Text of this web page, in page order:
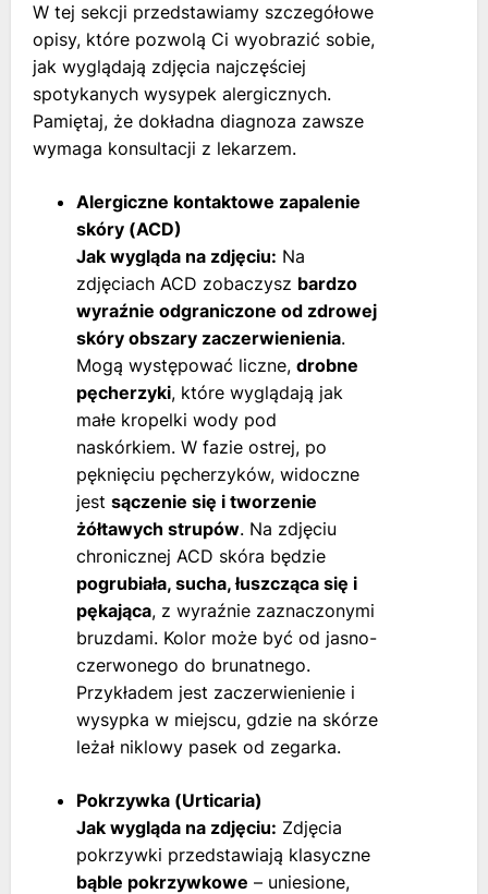
W tej sekcji przedstawiamy szczegółowe
opisy, które pozwolą Ci wyobrazić sobie,
jak wyglądają zdjęcia najczęściej
spotykanych wysypek alergicznych.
Pamiętaj, że dokładna diagnoza zawsze
wymaga konsultacji z lekarzem.
Alergiczne kontaktowe zapalenie
skóry (ACD)
Jak wygląda na zdjęciu: Na
zdjęciach ACD zobaczysz bardzo
wyraźnie odgraniczone od zdrowej
skóry obszary zaczerwienienia.
Mogą występować liczne, drobne
pęcherzyki, które wyglądają jak
małe kropelki wody pod
naskórkiem. W fazie ostrej, po
pęknięciu pęcherzyków, widoczne
jest sączenie się i tworzenie
żółtawych strupów. Na zdjęciu
chronicznej ACD skóra będzie
pogrubiała, sucha, łuszcząca się i
pękająca, z wyraźnie zaznaczonymi
bruzdami. Kolor może być od jasno-
czerwonego do brunatnego.
Przykładem jest zaczerwienienie i
wysypka w miejscu, gdzie na skórze
leżał niklowy pasek od zegarka.
Pokrzywka (Urticaria)
Jak wygląda na zdjęciu: Zdjęcia
pokrzywki przedstawiają klasyczne
bąble pokrzywkowe – uniesione,